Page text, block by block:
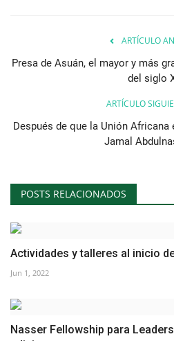
ARTÍCULO
Presa de Asuán, el mayor y más
del siglo
ARTÍCULO
Después de que la Unión
Jamal
POSTS RELACIONADOS
Actividades y talleres al inicio
Jun 1, 2022
Nasser Fellowship para